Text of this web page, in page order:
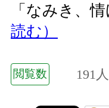
「なみき、
読む）
閲覧数 191人